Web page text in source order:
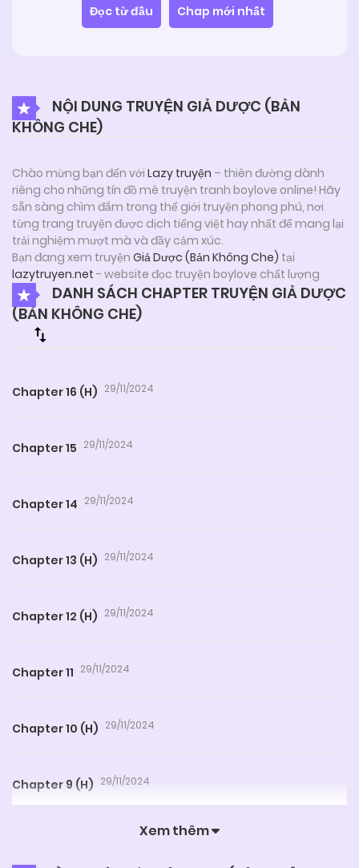
Đọc từ đầu Chap mới nhất
NỘI DUNG TRUYỆN GIẢ DƯỢC (BẢN
KHÔNG CHE)
Chào mừng bạn đến với Lazy truyện – thiên đường dành
riêng cho những tín đồ mê truyện tranh boylove online! Hãy
sẵn sàng chìm đắm trong thế giới truyện phong phú, nơi
từng trang truyện được dịch tiếng việt hay nhất để mang lại
trải nghiệm mượt mà và đầy cảm xúc.
Bạn đang xem truyện Giả Dược (Bản Không Che) tại
lazytruyen.net - website đọc truyện boylove chất lượng
DANH SÁCH CHAPTER TRUYỆN GIẢ DƯỢC
(BẢN KHÔNG CHE)
Chapter 16 (H) 29/11/2024
Chapter 15 29/11/2024
Chapter 14 29/11/2024
Chapter 13 (H) 29/11/2024
Chapter 12 (H) 29/11/2024
Chapter 11 29/11/2024
Chapter 10 (H) 29/11/2024
Chapter 9 (H) 29/11/2024
29/11/2024Xem thêm